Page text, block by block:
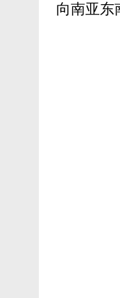
向南亚东